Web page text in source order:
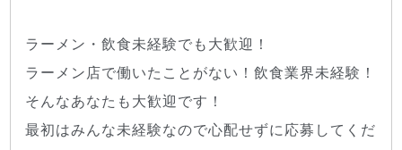
ラーメン・飲食未経験でも大歓迎！
ラーメン店で働いたことがない！飲食業界未経験！
そんなあなたも大歓迎です！
最初はみんな未経験なので心配せずに応募してくだ